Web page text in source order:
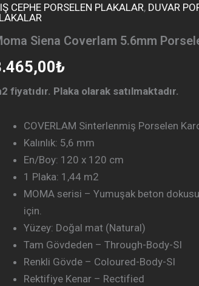
CEPHE PORSELEN PLAKALAR, DUVAR
Siena Coverlam 5.6mm
₺
fiyatıdır. Plaka olarak satılmaktadır.
COVERLAM Sinterlenmiş Porselen
Kalınlık: 5,6 mm
En/Boy: 120 x 120 cm
1 Plaka: 1,44 m2
MOMA serisi – Yumuşak beton
için.
Yüzey: Doğal mat (Natural)
Tam Gövdeden – Through-Body-SI
Renkli Gövde – Coloured-Body-SI
Rektifiye Kenar – Rectified